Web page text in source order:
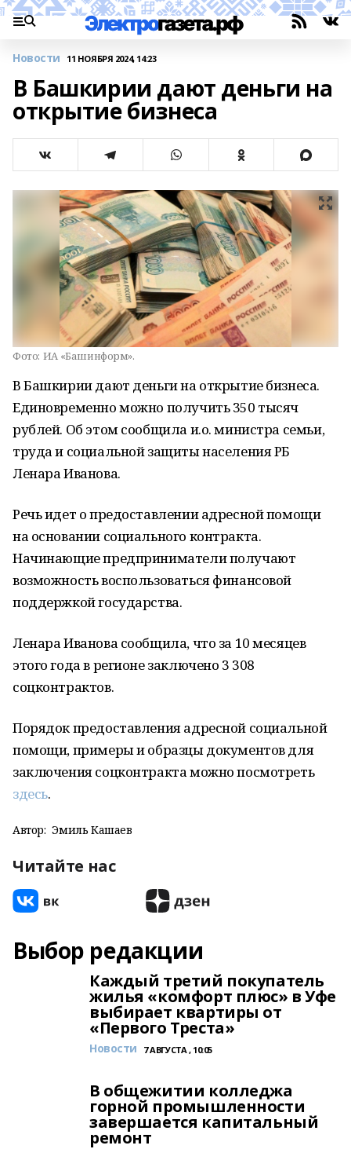
Новости 11 НОЯБРЯ 2024, 14:23
В Башкирии дают деньги на
открытие бизнеса
Фото: ИА «Башинформ».
В Башкирии дают деньги на открытие бизнеса.
Единовременно можно получить 350 тысяч
рублей. Об этом сообщила и.о. министра семьи,
труда и социальной защиты населения РБ
Ленара Иванова.
Речь идет о предоставлении адресной помощи
на основании социального контракта.
Начинающие предприниматели получают
возможность воспользоваться финансовой
поддержкой государства.
Ленара Иванова сообщила, что за 10 месяцев
этого года в регионе заключено 3 308
соцконтрактов.
Порядок предоставления адресной социальной
помощи, примеры и образцы документов для
заключения соцконтракта можно посмотреть
здесь.
Автор: Эмиль Кашаев
Читайте нас
Выбор редакции
Каждый третий покупатель
жилья «комфорт плюс» в Уфе
выбирает квартиры от
«Первого Треста»
Новости 7 АВГУСТА , 10:05
В общежитии колледжа
горной промышленности
завершается капитальный
ремонт